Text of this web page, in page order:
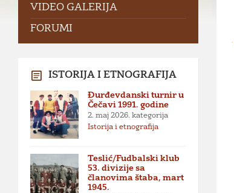
VIDEO GALERIJA
FORUMI
ISTORIJA I ETNOGRAFIJA
Đurđevdanski turnir u
Čečavi 1991. godine
2. maj 2026. kategorija
Istorija i etnografija
Teslić/Fudbalski klub
53. divizije sa
članovima štaba, mart
1945.